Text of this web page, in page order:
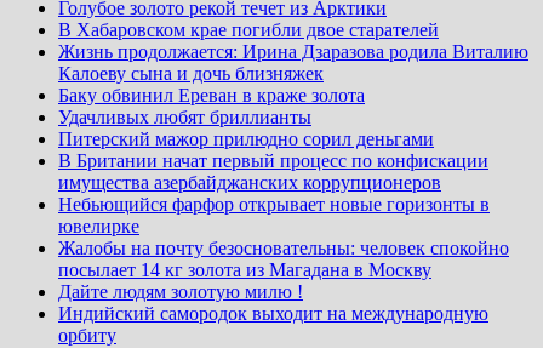
Голубое золото рекой течет из Арктики
В Хабаровском крае погибли двое старателей
Жизнь продолжается: Ирина Дзаразова родила Виталию
Калоеву сына и дочь близняжек
Баку обвинил Ереван в краже золота
Удачливых любят бриллианты
Питерский мажор прилюдно сорил деньгами
В Британии начат первый процесс по конфискации
имущества азербайджанских коррупционеров
Небьющийся фарфор открывает новые горизонты в
ювелирке
Жалобы на почту безосновательны: человек спокойно
посылает 14 кг золота из Магадана в Москву
Дайте людям золотую милю !
Индийский самородок выходит на международную
орбиту